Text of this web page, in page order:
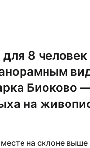
8 человек
Биоково
на
на склоне